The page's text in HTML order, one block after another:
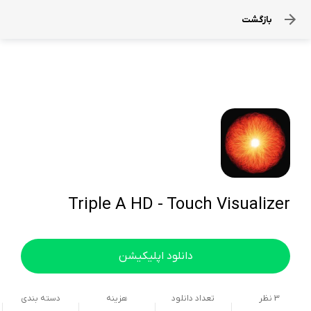
بازگشت
Triple A HD - Touch Visualizer
دانلود اپلیکیشن
3 نظر تعداد دانلود هزینه دسته بندی